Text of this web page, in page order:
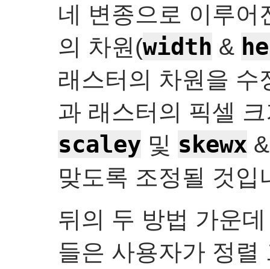
네 변종으로 이루어
의 차원(width &
래스터의 차원을 수
과 래스터의 픽셀
scaley 및 skewx
맞도록 조정될 것입
뒤의 두 방법 가운
들은 사용자가 정렬